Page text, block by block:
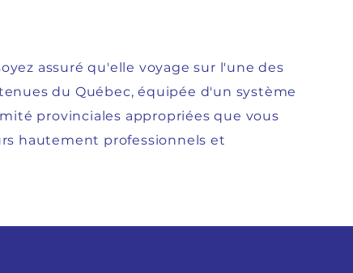
assuré qu'elle voyage sur l'une des
du Québec, équipée d'un système
provinciales appropriées que vous
hautement professionnels et